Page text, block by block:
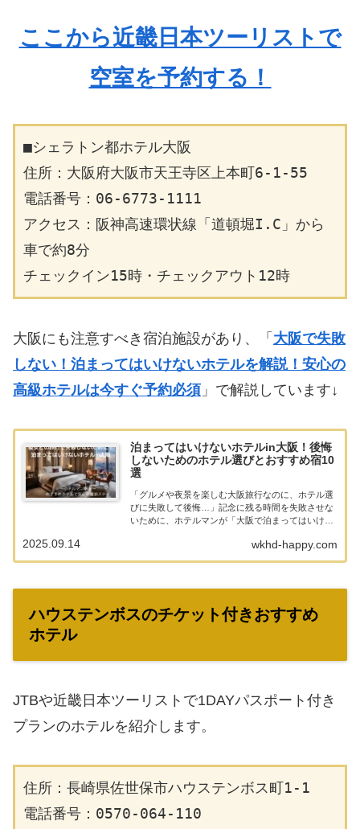
ここから近畿日本ツーリストで
空室を予約する！
■シェラトン都ホテル大阪
住所：大阪府大阪市天王寺区上本町6-1-55
電話番号：06-6773-1111
アクセス：阪神高速環状線「道頓堀I.C」から
車で約8分
チェックイン15時・チェックアウト12時
大阪にも注意すべき宿泊施設があり、「 大阪で失敗
しない！泊まってはいけないホテルを解説！安心の
高級ホテルは今すぐ予約必須 」で解説しています↓
泊まってはいけないホテルin大阪！後悔
しないためのホテル選びとおすすめ宿10
選
「グルメや夜景を楽しむ大阪旅行なのに、ホテル選
びに失敗して後悔…」記念に残る時間を失敗させな
いために、ホテルマンが「大阪で泊まってはいけな
女と安心して寛げるおすすめのホテルも紹介してい
ます。
wkhd-happy.com
2025.09.14
ハウステンボスのチケット付きおすすめ
ホテル
JTBや近畿日本ツーリストで1DAYパスポート付き
プランのホテルを紹介します。
住所：長崎県佐世保市ハウステンボス町1-1
電話番号：0570-064-110